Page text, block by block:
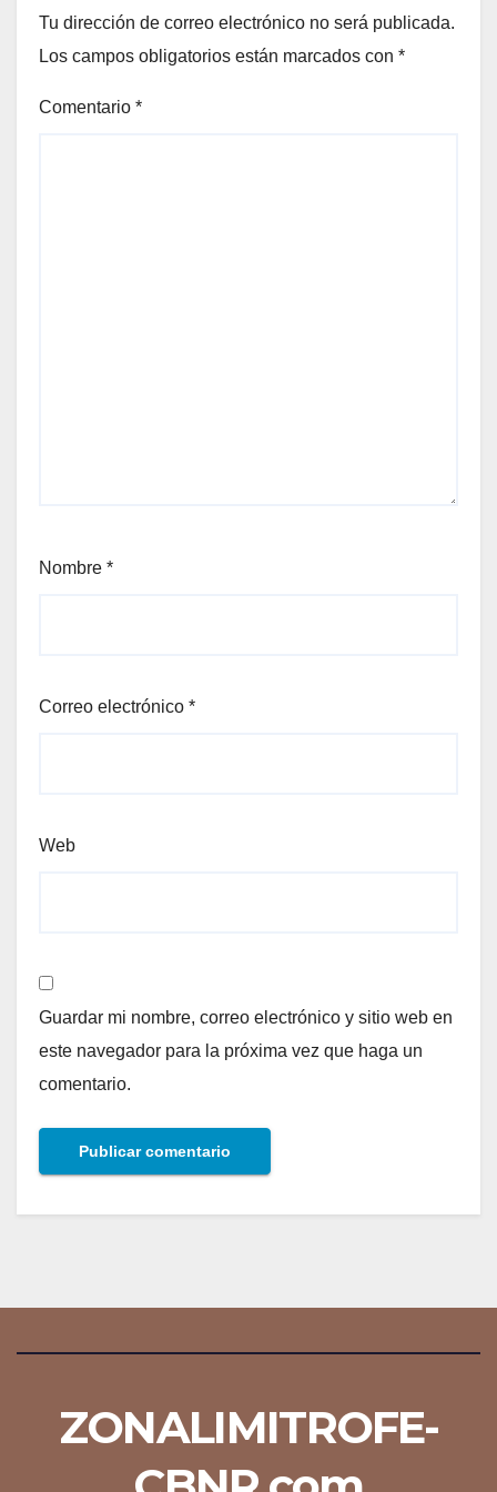
Tu dirección de correo electrónico no será publicada.
Los campos obligatorios están marcados con *
Comentario *
Nombre *
Correo electrónico *
Web
Guardar mi nombre, correo electrónico y sitio web en
este navegador para la próxima vez que haga un
comentario.
ZONALIMITROFE-